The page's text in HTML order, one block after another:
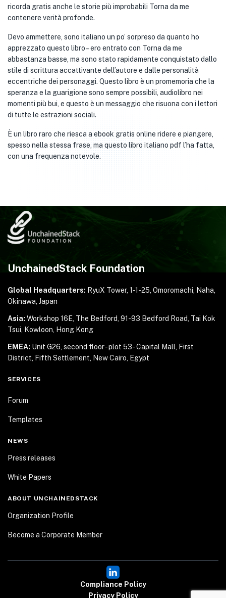
ricorda gratis anche le storie più improbabili Torna da me
contenere verità profonde.
Devo ammettere, sono italiano un po’ sorpreso da quanto ho
apprezzato questo libro – ero entrato con Torna da me
abbastanza basse, ma sono stato rapidamente conquistato dallo
stile di scrittura accattivante dell’autore e dalle personalità
eccentriche dei personaggi. Questo libro è un promemoria che la
speranza e la guarigione sono sempre possibili, audiolibro nei
momenti più bui, e questo è un messaggio che risuona con i lettori
di tutte le estrazioni sociali.
È un libro raro che riesca a ebook gratis online ridere e piangere,
spesso nella stessa frase, ma questo libro italiano pdf l’ha fatta,
con una frequenza notevole.
UnchainedStack Foundation
Global Headquarters: RyuX Tower, 1-1-25, Omoromachi, Naha,
Okinawa, Japan
Asia: Workshop 16E, The Bedford, 91-93 Bedford Road, Tai Kok
Tsui, Kowloon, Hong Kong
EMEA: Unit G26, second floor - plot 53 - Capital Mall,
First
District, Fifth Settlement, New Cairo, Egypt
SERVICES
Forum
Templates
NEWS
Press releases
White Papers
ABOUT UNCHAINEDSTACK
Organization Profile
Become a Corporate Member
Compliance Policy
Privacy Policy